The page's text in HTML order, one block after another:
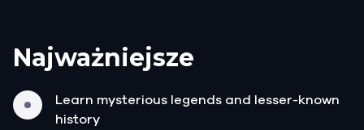
Najważniejsze
Learn mysterious legends and lesser-known
history